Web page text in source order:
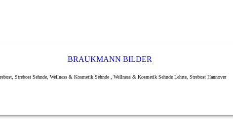
BRAUKMANN BILDER
Strebost Sehnde, Wellness & Kosmetik Sehnde , Wellness & Kosmetik Sehnde Lehrte, Strebost Hannover